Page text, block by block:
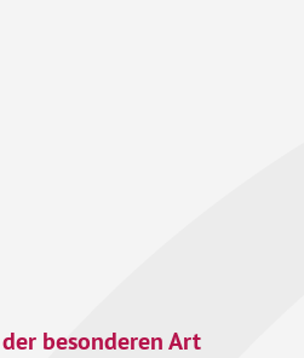
besonderen Art